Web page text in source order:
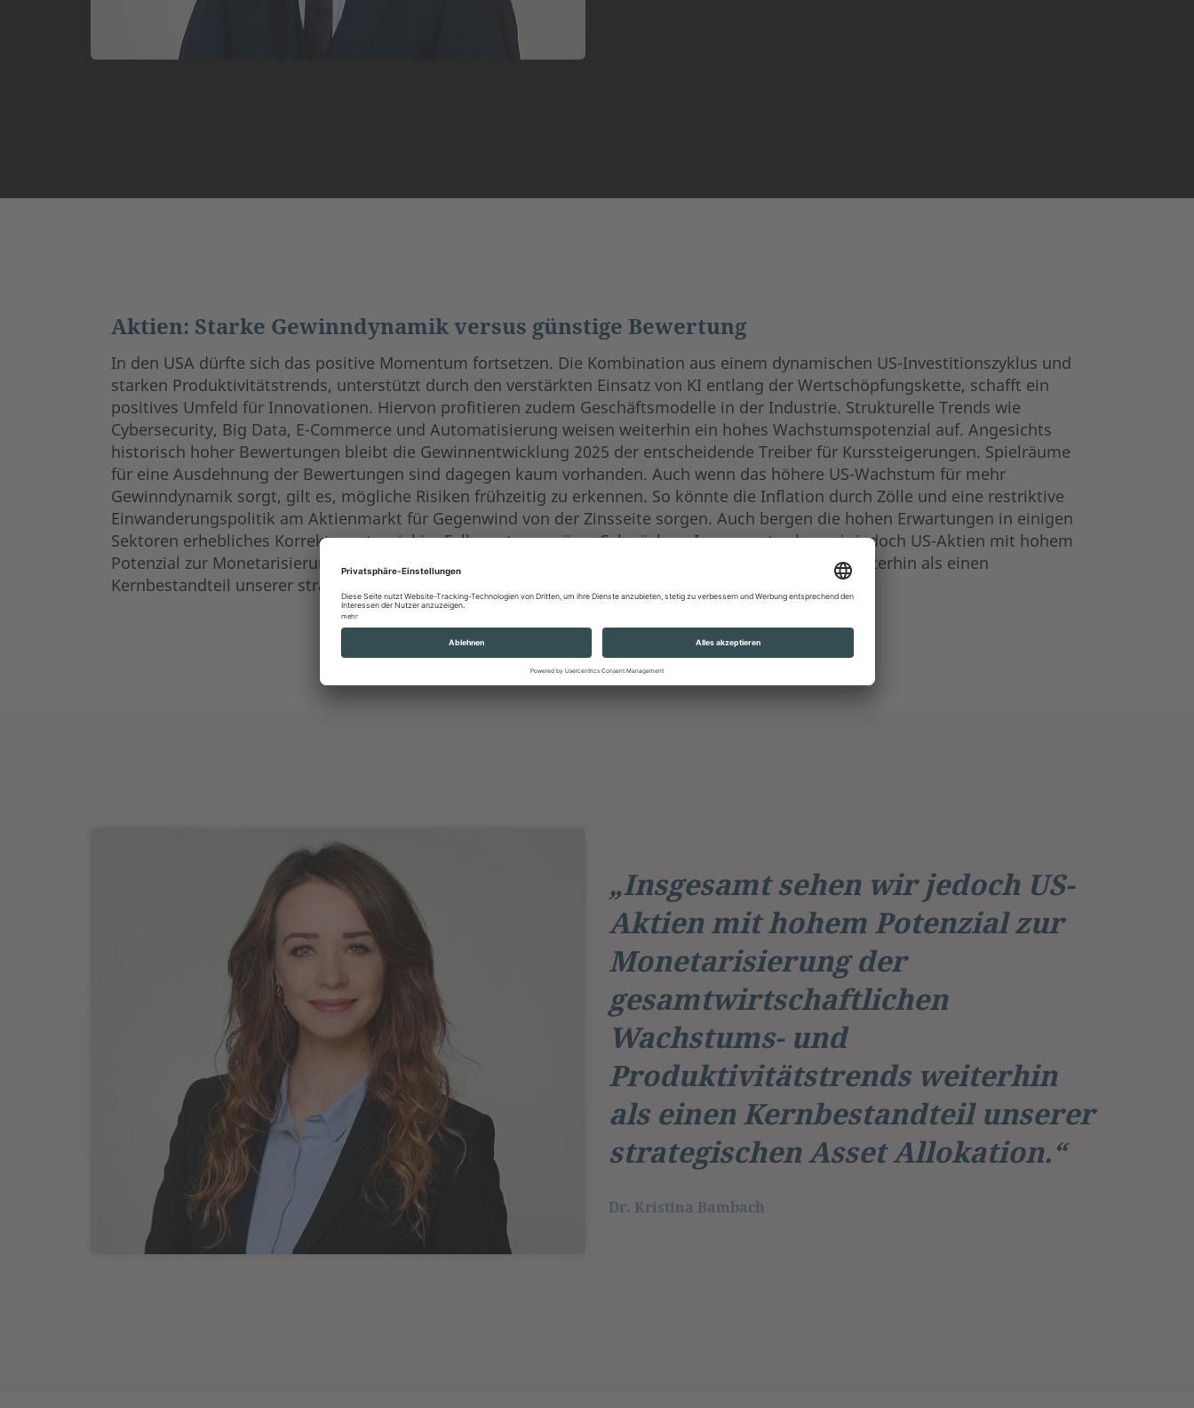
Aktien: Starke Gewinndynamik versus günstige Bewertung
In den USA dürfte sich das positive Momentum fortsetzen. Die Kombination aus einem dynamischen US-Investitionszyklus und
starken Produktivitätstrends, unterstützt durch den verstärkten Einsatz von KI entlang der Wertschöpfungskette, schafft ein
positives Umfeld für Innovationen. Hiervon profitieren zudem Geschäftsmodelle in der Industrie. Strukturelle Trends wie
Cybersecurity, Big Data, E-Commerce und Automatisierung weisen weiterhin ein hohes Wachstumspotenzial auf. Angesichts
historisch hoher Bewertungen bleibt die Gewinnentwicklung 2025 der entscheidende Treiber für Kurssteigerungen. Spielräume
für eine Ausdehnung der Bewertungen sind dagegen kaum vorhanden. Auch wenn das höhere US-Wachstum für mehr
Gewinndynamik sorgt, gilt es, mögliche Risiken frühzeitig zu erkennen. So könnte die Inflation durch Zölle und eine restriktive
Einwanderungspolitik am Aktienmarkt für Gegenwind von der Zinsseite sorgen. Auch bergen die hohen Erwartungen in einigen
Sektoren erhebliches Korrekturpotenzial im Fall von temporären Schwächen. Insgesamt sehen wir jedoch US-Aktien mit hohem
Potenzial zur Monetarisierung der gesamtwirtschaftlichen Wachstums- und Produktivitätstrends weiterhin als einen
Kernbestandteil unserer strategischen Asset Allokation.
„Insgesamt sehen wir jedoch US-
Aktien mit hohem Potenzial zur
Monetarisierung der
gesamtwirtschaftlichen
Wachstums- und
Produktivitätstrends weiterhin
als einen Kernbestandteil unserer
strategischen Asset Allokation.“
Dr. Kristina Bambach